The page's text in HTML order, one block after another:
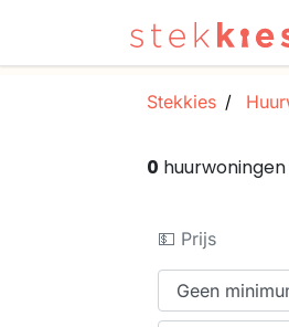
Stekkies
0
💵 Prijs